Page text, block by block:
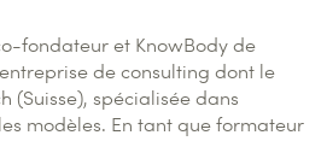
fondateur et KnowBody de
de consulting dont le
(Suisse), spécialisée dans
modèles. En tant que formateur